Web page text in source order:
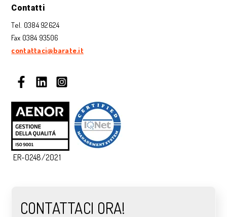
Contatti
Tel. 0384 92624
Fax 0384 93506
contattaci@barate.it
ER-0248/2021
CONTATTACI ORA!